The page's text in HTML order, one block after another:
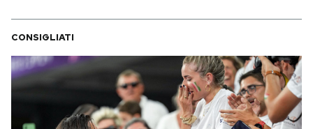
CONSIGLIATI